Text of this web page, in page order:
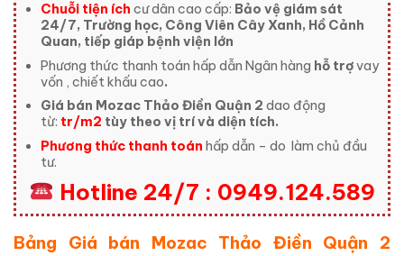
Chuỗi tiện ích cư dân cao cấp: Bảo vệ giám sát
24/7, Trường học, Công Viên Cây Xanh, Hồ Cảnh
Quan, tiếp giáp bệnh viện lớn
Phương thức thanh toán hấp dẫn Ngân hàng hỗ trợvay
vốn , chiết khấu cao.
Giá bán Mozac Thảo Điền Quận 2 dao động
từ: tr/m2 tùy theo vị trí và diện tích.
Phương thức thanh toán hấp dẫn – do làm chủ đầu
tư.
Hotline 24/7 : 0949.124.589
Bảng Giá bán Mozac Thảo Điền Quận 2